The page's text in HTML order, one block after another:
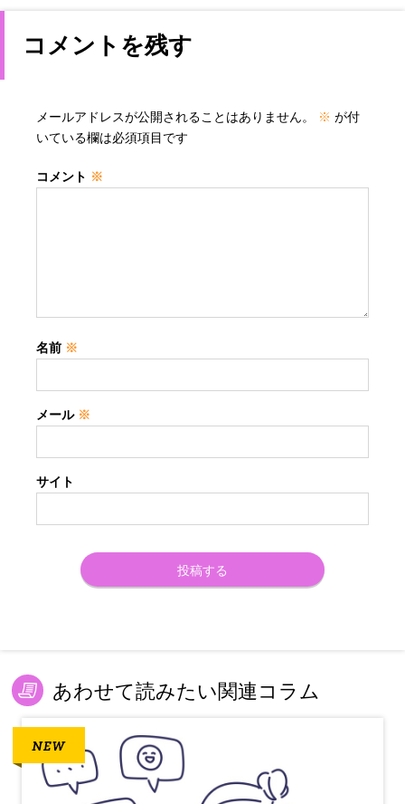
コメントを残す
メールアドレスが公開されることはありません。 ※ が付
いている欄は必須項目です
コメント ※
名前 ※
メール ※
サイト
あわせて読みたい関連コラム